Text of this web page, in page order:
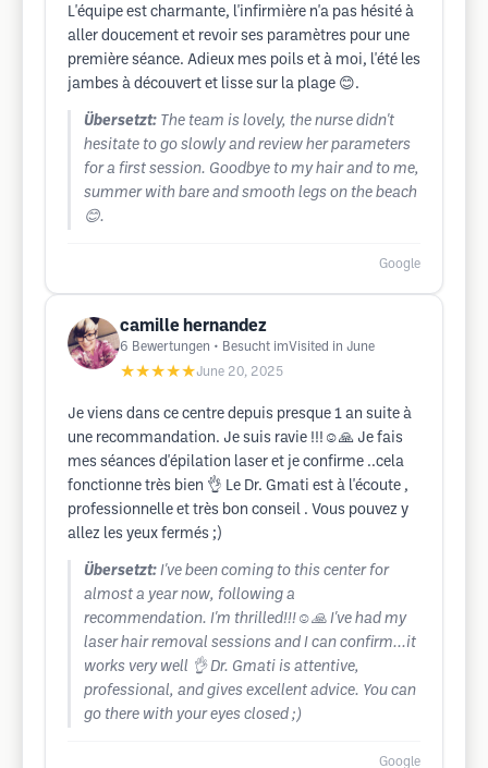
L'équipe est charmante, l'infirmière n'a pas hésité à
aller doucement et revoir ses paramètres pour une
première séance. Adieux mes poils et à moi, l'été les
jambes à découvert et lisse sur la plage 😊.
Übersetzt: The team is lovely, the nurse didn't
hesitate to go slowly and review her parameters
for a first session. Goodbye to my hair and to me,
summer with bare and smooth legs on the beach
😊.
Google
camille hernandez
6 Bewertungen • Besucht imVisited in June
★★★★★June 20, 2025
Je viens dans ce centre depuis presque 1 an suite à
une recommandation. Je suis ravie !!!☺️🙏 Je fais
mes séances d'épilation laser et je confirme ..cela
fonctionne très bien 👌 Le Dr. Gmati est à l'écoute ,
professionnelle et très bon conseil . Vous pouvez y
allez les yeux fermés ;)
Übersetzt: I've been coming to this center for
almost a year now, following a
recommendation. I'm thrilled!!!☺️🙏 I've had my
laser hair removal sessions and I can confirm...it
works very well 👌 Dr. Gmati is attentive,
professional, and gives excellent advice. You can
go there with your eyes closed ;)
Google